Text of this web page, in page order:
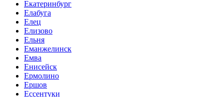
Екатеринбург
Елабуга
Елец
Елизово
Ельня
Еманжелинск
Емва
Енисейск
Ермолино
Ершов
Ессентуки